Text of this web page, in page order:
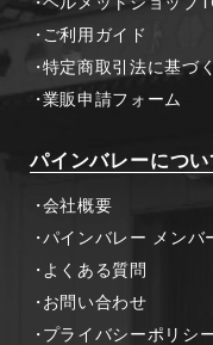
ご利用ガイド
特定商取引法に基づ
業販申請フォーム
パインバレーについ
会社概要
パインバレー メンバ
よくある質問
お問い合わせ
プライバシーポリシ